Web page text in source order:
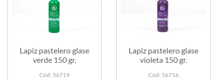
Lapiz pastelero glase
verde 150 gr.
Cód: 56719
Lapiz pastelero glase
violeta 150 gr.
Cód: 56716